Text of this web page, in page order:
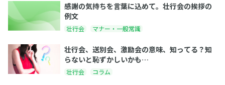
感謝の気持ちを言葉に込めて。壮行会の挨拶の
例文
壮行会 マナー・一般常識
壮行会、送別会、激励会の意味、知ってる？知
らないと恥ずかしいかも…
壮行会 コラム